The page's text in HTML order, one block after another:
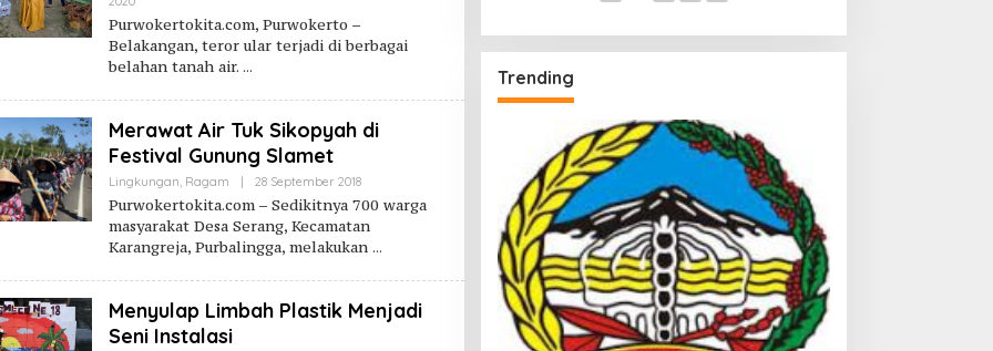
Kita
Purwokertokita.com, Purwokerto –
Belakangan, teror ular terjadi di berbagai
belahan tanah air.
Merawat Air Tuk Sikopyah di
Festival Gunung Slamet
Lingkungan, Ragam 28 September 2018Oleh
Kita
Purwokertokita.com – Sedikitnya 700 warga
masyarakat Desa Serang, Kecamatan
Karangreja, Purbalingga, melakukan
Menyulap Limbah Plastik Menjadi
Seni Instalasi
Trending